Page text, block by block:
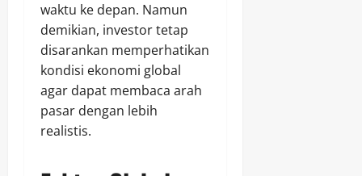
waktu ke depan. Namun
demikian, investor tetap
disarankan memperhatikan
kondisi ekonomi global
agar dapat membaca arah
pasar dengan lebih
realistis.